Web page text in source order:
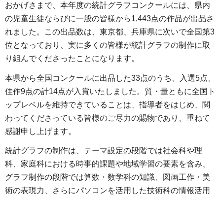
おかげさまで、本年度の統計グラフコンクールには、県内
の児童生徒ならびに一般の皆様から1,443点の作品が出品さ
れました。この出品数は、東京都、兵庫県に次いで全国第3
位となっており、実に多くの皆様が統計グラフの制作に取
り組んでくださったことになります。
本県から全国コンクールに出品した33点のうち、入選5点、
佳作9点の計14点が入賞いたしました。質・量ともに全国ト
ップレベルを維持できていることは、指導者をはじめ、関
わってくださっている皆様のご尽力の賜物であり、重ねて
感謝申し上げます。
統計グラフの制作は、テーマ設定の段階では社会科や理
科、家庭科における時事的課題や地域学習の要素を含み、
グラフ制作の段階では算数・数学科の知識、図画工作・美
術の表現力、さらにパソコンを活用した技術科の情報活用